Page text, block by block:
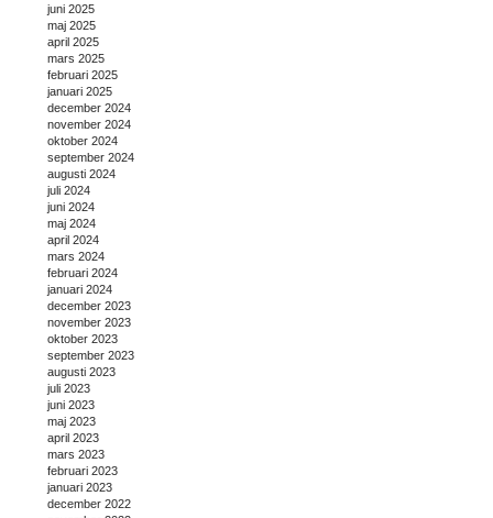
juni 2025
maj 2025
april 2025
mars 2025
februari 2025
januari 2025
december 2024
november 2024
oktober 2024
september 2024
augusti 2024
juli 2024
juni 2024
maj 2024
april 2024
mars 2024
februari 2024
januari 2024
december 2023
november 2023
oktober 2023
september 2023
augusti 2023
juli 2023
juni 2023
maj 2023
april 2023
mars 2023
februari 2023
januari 2023
december 2022